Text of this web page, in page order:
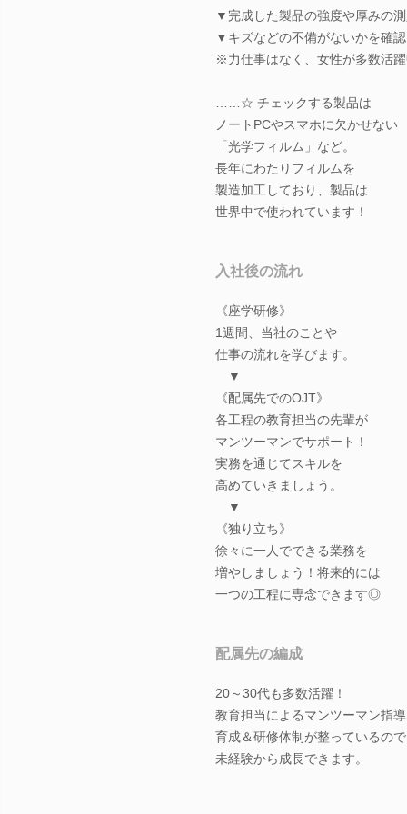
▼完成した製品の強度や厚みの
▼キズなどの不備がないかを確認
※力仕事はなく、女性が多数活
……☆ チェックする製品は
ノートPCやスマホに欠かせない
「光学フィルム」など。
長年にわたりフィルムを
製造加工しており、製品は
世界中で使われています！
入社後の流れ
《座学研修》
1週間、当社のことや
仕事の流れを学びます。
▼
《配属先でのOJT》
各工程の教育担当の先輩が
マンツーマンでサポート！
実務を通じてスキルを
高めていきましょう。
▼
《独り立ち》
徐々に一人でできる業務を
増やしましょう！将来的には
一つの工程に専念できます◎
配属先の編成
20～30代も多数活躍！
教育担当によるマンツーマン指
育成＆研修体制が整っているので
未経験から成長できます。